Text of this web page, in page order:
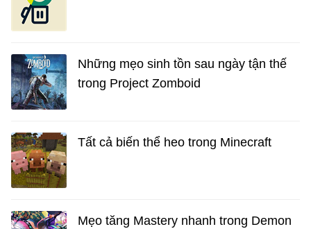
Những mẹo sinh tồn sau ngày tận thế
trong Project Zomboid
Tất cả biến thể heo trong Minecraft
Mẹo tăng Mastery nhanh trong Demon